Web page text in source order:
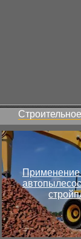
Применение